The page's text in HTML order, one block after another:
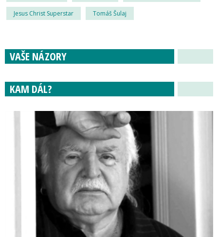
Jesus Christ Superstar Tomáš Šulaj
VAŠE NÁZORY
KAM DÁL?